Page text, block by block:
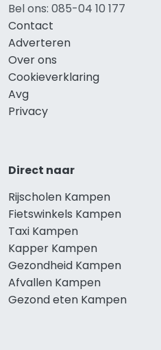
Bel ons: 085-04 10 177
Contact
Adverteren
Over ons
Cookieverklaring
Avg
Privacy
Direct naar
Rijscholen Kampen
Fietswinkels Kampen
Taxi Kampen
Kapper Kampen
Gezondheid Kampen
Afvallen Kampen
Gezond eten Kampen